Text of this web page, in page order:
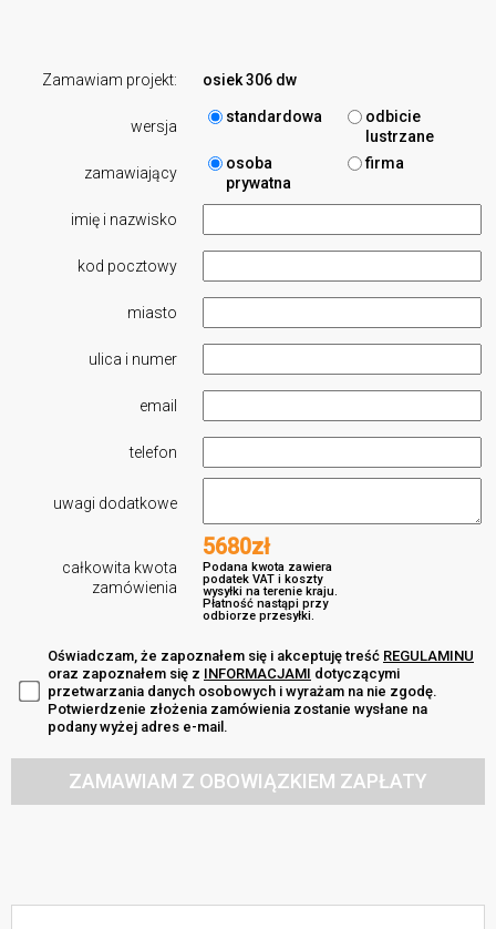
Zamawiam projekt: osiek 306 dw
wersja
standardowa
odbicie
lustrzane
zamawiający
osoba
prywatna
firma
imię i nazwisko
kod pocztowy
miasto
ulica i numer
email
telefon
uwagi dodatkowe
całkowita kwota
zamówienia
5680zł
Podana kwota zawiera
podatek VAT i koszty
wysyłki na terenie kraju.
Płatność nastąpi przy
odbiorze przesyłki.
Oświadczam, że zapoznałem się i akceptuję treść REGULAMINU
oraz zapoznałem się z INFORMACJAMI dotyczącymi
przetwarzania danych osobowych i wyrażam na nie zgodę.
Potwierdzenie złożenia zamówienia zostanie wysłane na
podany wyżej adres e-mail.
ZAMAWIAM Z OBOWIĄZKIEM ZAPŁATY